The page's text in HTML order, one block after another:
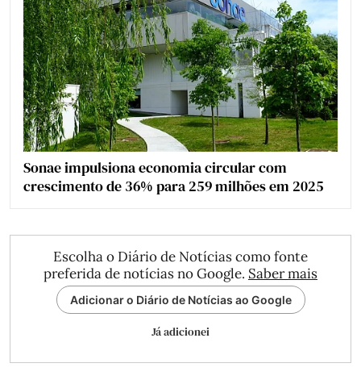
Sonae impulsiona economia circular com
crescimento de 36% para 259 milhões em 2025
Escolha o Diário de Notícias como fonte
preferida de notícias no Google. Saber mais
Adicionar o Diário de Notícias ao Google
Já adicionei